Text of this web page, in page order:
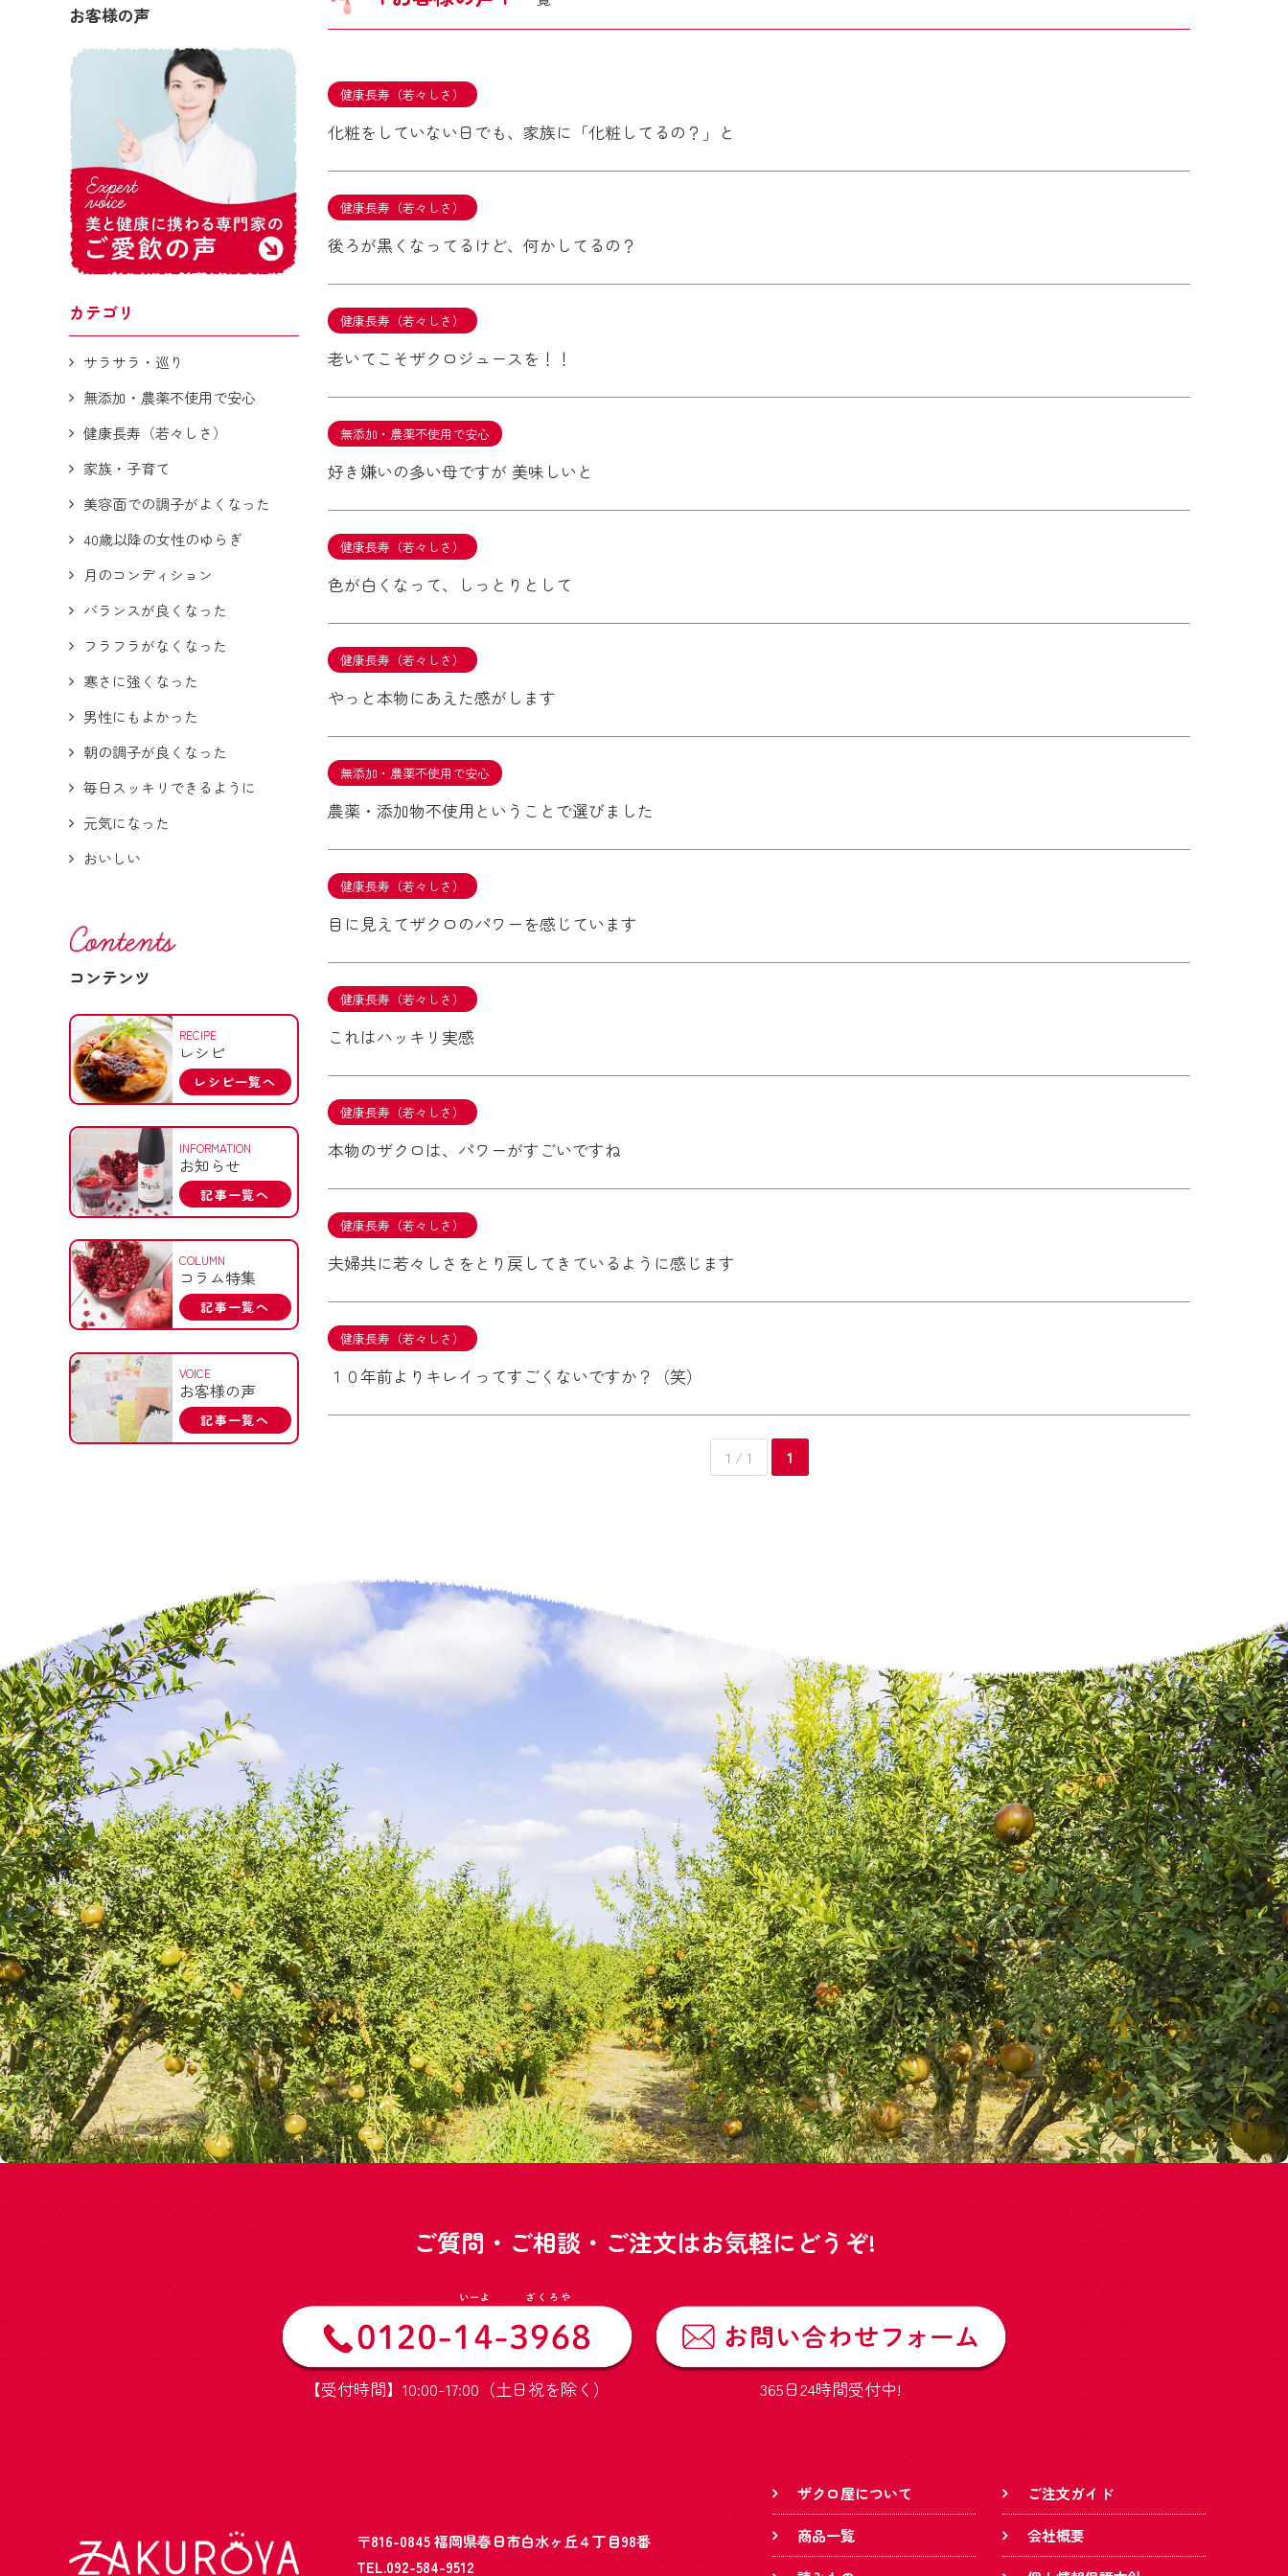
健康長寿（若々しさ）
化粧をしていない日でも、家族に「化粧してるの？」と
健康長寿（若々しさ）
後ろが黒くなってるけど、何かしてるの？
健康長寿（若々しさ）
老いてこそザクロジュースを！！
無添加・農薬不使用で安心
好き嫌いの多い母ですが 美味しいと
健康長寿（若々しさ）
色が白くなって、しっとりとして
健康長寿（若々しさ）
やっと本物にあえた感がします
無添加・農薬不使用で安心
農薬・添加物不使用ということで選びました
健康長寿（若々しさ）
目に見えてザクロのパワーを感じています
健康長寿（若々しさ）
これはハッキリ実感
健康長寿（若々しさ）
本物のザクロは、パワーがすごいですね
健康長寿（若々しさ）
夫婦共に若々しさをとり戻してきているように感じます
健康長寿（若々しさ）
１０年前よりキレイってすごくないですか？（笑）
1 / 1 1
お客様の声
カテゴリ
サラサラ・巡り
無添加・農薬不使用で安心
健康長寿（若々しさ）
家族・子育て
美容面での調子がよくなった
40歳以降の女性のゆらぎ
月のコンディション
バランスが良くなった
フラフラがなくなった
寒さに強くなった
男性にもよかった
朝の調子が良くなった
毎日スッキリできるように
元気になった
おいしい
コンテンツ
RECIPE
レシピ
レシピ一覧へ
INFORMATION
お知らせ
記事一覧へ
COLUMN
コラム特集
記事一覧へ
VOICE
お客様の声
記事一覧へ
ご質問・ご相談・ご注文はお気軽にどうぞ!
【受付時間】10:00-17:00（土日祝を除く） 365日24時間受付中!
〒816-0845 福岡県春日市白水ヶ丘４丁目98番
TEL.092-584-9512
ザクロ屋について
商品一覧
ご注文ガイド
会社概要